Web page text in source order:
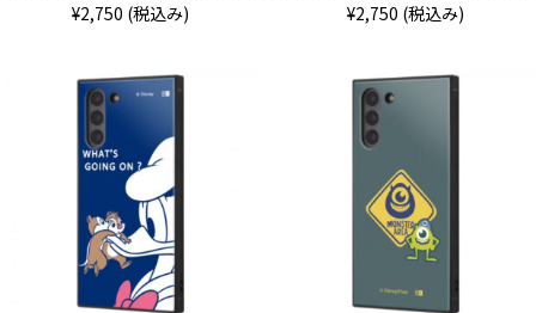
¥2,750 (税込み) ¥2,750 (税込み)